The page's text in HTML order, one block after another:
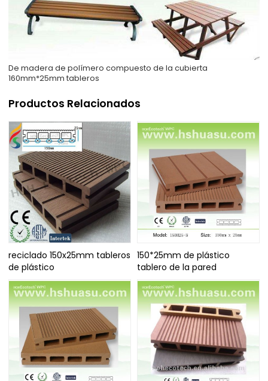
De madera de polímero compuesto de la cubierta
160mm*25mm tableros
Productos Relacionados
reciclado 150x25mm tableros
de plástico
150*25mm de plástico
tablero de la pared